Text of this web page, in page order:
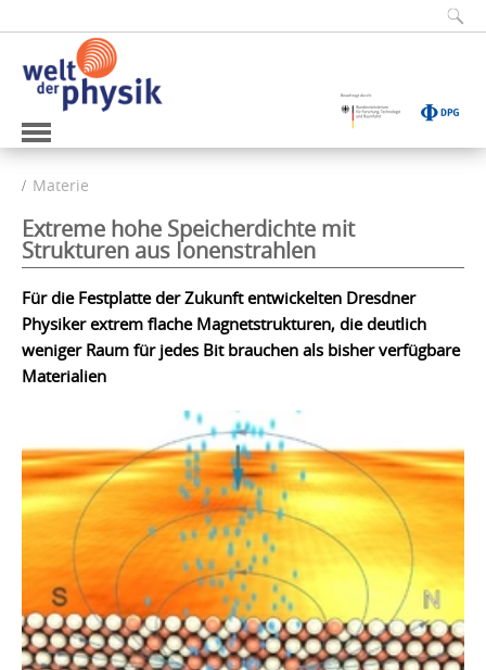
Materie
Extreme hohe Speicherdichte mit
Strukturen aus Ionenstrahlen
Für die Festplatte der Zukunft entwickelten Dresdner
Physiker extrem flache Magnetstrukturen, die deutlich
weniger Raum für jedes Bit brauchen als bisher verfügbare
Materialien